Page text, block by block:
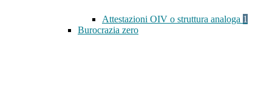
Attestazioni OIV o struttura analoga 1
Burocrazia zero